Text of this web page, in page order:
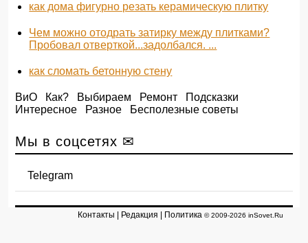
как дома фигурно резать керамическую плитку
Чем можно отодрать затирку между плитками?
Пробовал отверткой...задолбался. ...
как сломать бетонную стену
ВиО Как? Выбираем Ремонт
Подсказки
Интересное
Разное Бесполезные советы
Мы в соцсетях ✉
Telegram
Контакты Редакция Политика © 2009-2026 inSovet.Ru